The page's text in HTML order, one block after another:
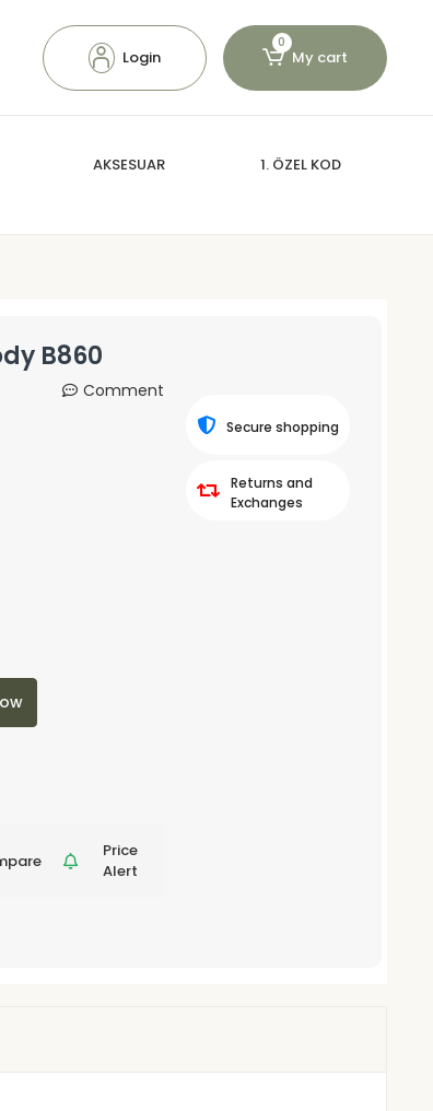
Login
0
My cart
AKSESUAR 1. ÖZEL KOD
B860
Comment
Price
Alert
Secure shopping
Returns and
Exchanges